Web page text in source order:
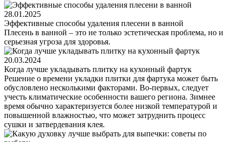
28.01.2025
Эффективные способы удаления плесени в ванной
Плесень в ванной – это не только эстетическая проблема, но и
серьезная угроза для здоровья.
20.03.2024
Когда лучше укладывать плитку на кухонный фартук
Решение о времени укладки плитки для фартука может быть
обусловлено несколькими факторами. Во-первых, следует
учесть климатические особенности вашего региона. Зимнее
время обычно характеризуется более низкой температурой и
повышенной влажностью, что может затруднить процесс
сушки и затвердевания клея.